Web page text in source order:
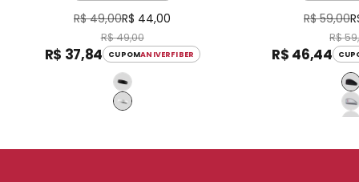
Preço promocional
R$ 44,00
Preço normal
R$ 49,00
R$ 49,00
R$ 37,84 CUPOMANIVERFIBER
Preto
Branco
Preço
R$ 59,00
R$
R$ 46,44